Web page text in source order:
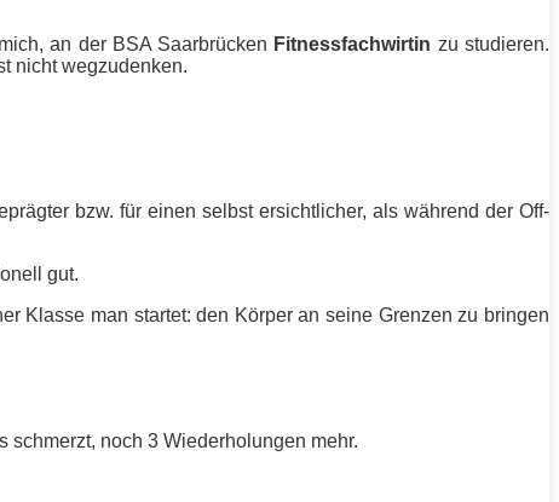
an der BSA Saarbrücken Fitnessfachwirtin zu studieren.
nicht wegzudenken.
bzw. für einen selbst ersichtlicher, als während der Off-
gut.
Klasse man startet: den Körper an seine Grenzen zu bringen
noch 3 Wiederholungen mehr.